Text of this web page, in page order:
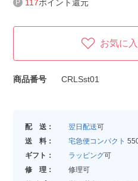
117ポイント還元
お気に
商品番号 CRLSst01
配 送： 翌日配送可
送 料：
宅急便コンパクト
ギフト：
ラッピング可
修 理：
修理可